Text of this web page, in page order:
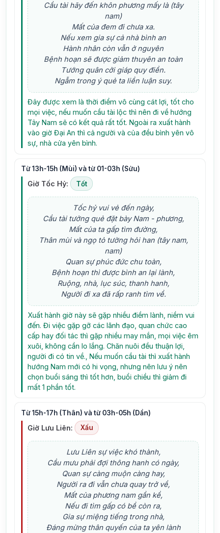
Cầu tài hãy đến khôn phương mấy là (tây
nam)
Mất của đem đi chưa xa.
Nếu xem gia sự cả nhà bình an
Hành nhân còn vẫn ở nguyên
Bệnh hoạn sẽ được giảm thuyên an toàn
Tướng quân cởi giáp quy điền.
Ngẫm trong ý quẻ ta liền luận suy.
Đây được xem là thời điểm vô cùng cát lợi, tốt cho
mọi việc, nếu muốn cầu tài lộc thì nên đi về hướng
Tây Nam sẽ có kết quả rất tốt. Ngoài ra xuất hành
vào giờ Đại An thì cả người và của đều bình yên vô
sự, nhà cửa yên bình.
Từ 13h-15h (Mùi) và từ 01-03h (Sửu)
Giờ Tốc Hỷ: Tốt
Tốc hỷ vui vẻ đến ngày,
Cầu tài tưởng quẻ đặt bày Nam - phương,
Mất của ta gấp tìm đường,
Thân mùi và ngọ tỏ tường hỏi han (tây nam,
nam)
Quan sự phúc đức chu toàn,
Bệnh hoạn thì được bình an lại lành,
Ruộng, nhà, lục súc, thanh hanh,
Người đi xa đã rấp ranh tìm về.
Xuất hành giờ này sẽ gặp nhiều điềm lành, niềm vui
đến. Đi việc gặp gỡ các lãnh đạo, quan chức cao
cấp hay đối tác thì gặp nhiều may mắn, mọi việc êm
xuôi, không cần lo lắng. Chăn nuôi đều thuận lợi,
người đi có tin về., Nếu muốn cầu tài thì xuất hành
hướng Nam mới có hi vọng, nhưng nên lưu ý nên
chọn buổi sáng thì tốt hơn, buổi chiều thì giảm đi
mất 1 phần tốt.
Từ 15h-17h (Thân) và từ 03h-05h (Dần)
Giờ Lưu Liên: Xấu
Lưu Liên sự việc khó thành,
Cầu mưu phải đợi thông hanh có ngày,
Quan sự càng muộn càng hay,
Người ra đi vẫn chưa quay trở về,
Mất của phương nam gần kề,
Nếu đi tìm gấp có bề còn ra,
Gia sự miệng tiếng trong nhà,
Đáng mừng thân quyến của ta yên lành